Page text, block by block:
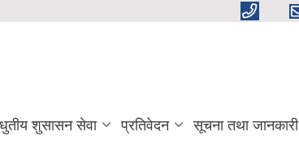
शुसासन सेवा प्रतिवेदन सूचना तथा जानकारी